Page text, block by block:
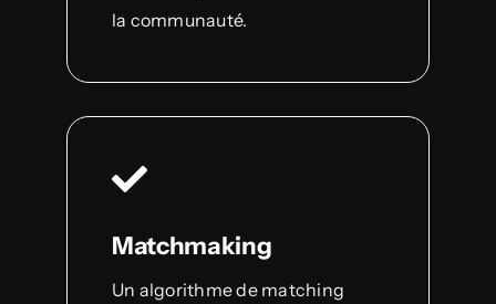
la communauté.
Matchmaking
Un algorithme de matching